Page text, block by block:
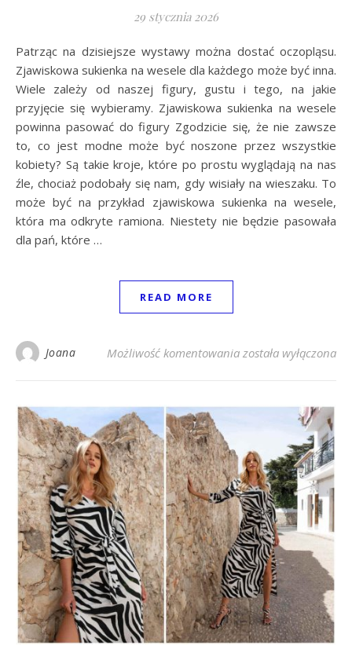
29 stycznia 2026
Patrząc na dzisiejsze wystawy można dostać oczopląsu.
Zjawiskowa sukienka na wesele dla każdego może być inna.
Wiele zależy od naszej figury, gustu i tego, na jakie
przyjęcie się wybieramy. Zjawiskowa sukienka na wesele
powinna pasować do figury Zgodzicie się, że nie zawsze
to, co jest modne może być noszone przez wszystkie
kobiety? Są takie kroje, które po prostu wyglądają na nas
źle, chociaż podobały się nam, gdy wisiały na wieszaku. To
może być na przykład zjawiskowa sukienka na wesele,
która ma odkryte ramiona. Niestety nie będzie pasowała
dla pań, które …
READ MORE
Joana Możliwość komentowania Zjawiskowa
została wyłączona